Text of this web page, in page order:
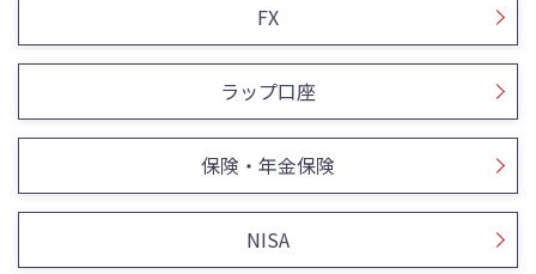
FX
ラップ口座
保険・年金保険
NISA